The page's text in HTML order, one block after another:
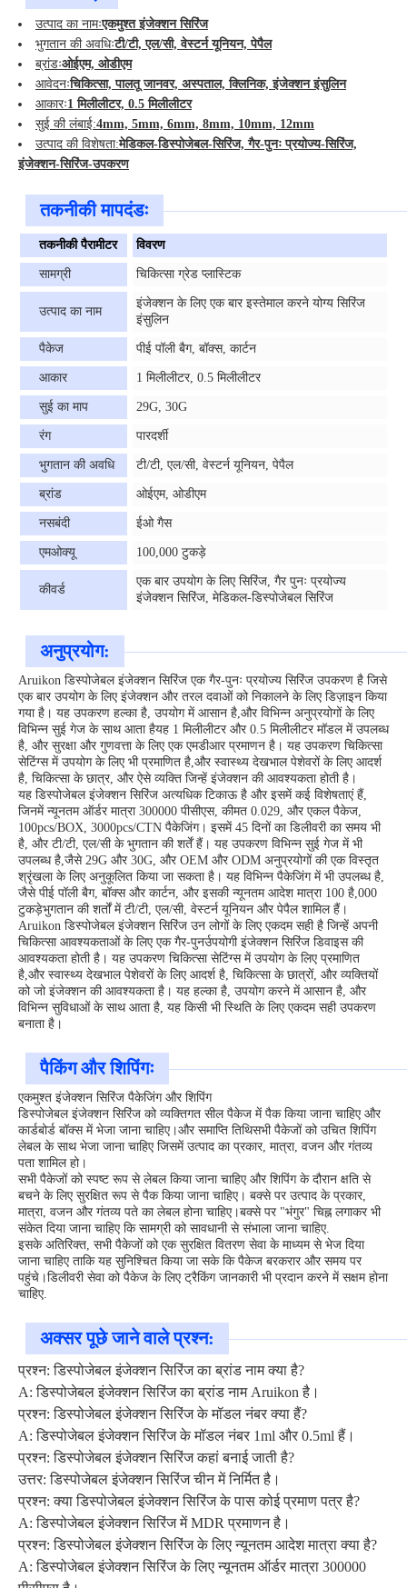
उत्पाद का नामःएकमुश्त इंजेक्शन सिरिंज
भुगतान की अवधिःटी/टी, एल/सी, वेस्टर्न यूनियन, पेपैल
ब्रांडःओईएम, ओडीएम
आवेदनःचिकित्सा, पालतू जानवर, अस्पताल, क्लिनिक, इंजेक्शन इंसुलिन
आकारः1 मिलीलीटर, 0.5 मिलीलीटर
सुई की लंबाई:4mm, 5mm, 6mm, 8mm, 10mm, 12mm
उत्पाद की विशेषता:मेडिकल-डिस्पोजेबल-सिरिंज, गैर-पुनः प्रयोज्य-सिरिंज,
इंजेक्शन-सिरिंज-उपकरण
तकनीकी मापदंडः
तकनीकी पैरामीटर विवरण
सामग्री चिकित्सा ग्रेड प्लास्टिक
उत्पाद का नाम
इंजेक्शन के लिए एक बार इस्तेमाल करने योग्य सिरिंज
इंसुलिन
पैकेज पीई पॉली बैग, बॉक्स, कार्टन
आकार 1 मिलीलीटर, 0.5 मिलीलीटर
सुई का माप 29G, 30G
रंग पारदर्शी
भुगतान की अवधि टी/टी, एल/सी, वेस्टर्न यूनियन, पेपैल
ब्रांड ओईएम, ओडीएम
नसबंदी ईओ गैस
एमओक्यू 100,000 टुकड़े
कीवर्ड
एक बार उपयोग के लिए सिरिंज, गैर पुनः प्रयोज्य
इंजेक्शन सिरिंज, मेडिकल-डिस्पोजेबल सिरिंज
अनुप्रयोग:
Aruikon डिस्पोजेबल इंजेक्शन सिरिंज एक गैर-पुनः प्रयोज्य सिरिंज उपकरण है जिसे
एक बार उपयोग के लिए इंजेक्शन और तरल दवाओं को निकालने के लिए डिज़ाइन किया
गया है। यह उपकरण हल्का है, उपयोग में आसान है,और विभिन्न अनुप्रयोगों के लिए
विभिन्न सुई गेज के साथ आता हैयह 1 मिलीलीटर और 0.5 मिलीलीटर मॉडल में उपलब्ध
है, और सुरक्षा और गुणवत्ता के लिए एक एमडीआर प्रमाणन है। यह उपकरण चिकित्सा
सेटिंग्स में उपयोग के लिए भी प्रमाणित है,और स्वास्थ्य देखभाल पेशेवरों के लिए आदर्श
है, चिकित्सा के छात्र, और ऐसे व्यक्ति जिन्हें इंजेक्शन की आवश्यकता होती है।
यह डिस्पोजेबल इंजेक्शन सिरिंज अत्यधिक टिकाऊ है और इसमें कई विशेषताएं हैं,
जिनमें न्यूनतम ऑर्डर मात्रा 300000 पीसीएस, कीमत 0.029, और एकल पैकेज,
100pcs/BOX, 3000pcs/CTN पैकेजिंग। इसमें 45 दिनों का डिलीवरी का समय भी
है, और टी/टी, एल/सी के भुगतान की शर्तें हैं। यह उपकरण विभिन्न सुई गेज में भी
उपलब्ध है,जैसे 29G और 30G, और OEM और ODM अनुप्रयोगों की एक विस्तृत
श्रृंखला के लिए अनुकूलित किया जा सकता है। यह विभिन्न पैकेजिंग में भी उपलब्ध है,
जैसे पीई पॉली बैग, बॉक्स और कार्टन, और इसकी न्यूनतम आदेश मात्रा 100 है,000
टुकड़ेभुगतान की शर्तों में टी/टी, एल/सी, वेस्टर्न यूनियन और पेपैल शामिल हैं।
Aruikon डिस्पोजेबल इंजेक्शन सिरिंज उन लोगों के लिए एकदम सही है जिन्हें अपनी
चिकित्सा आवश्यकताओं के लिए एक गैर-पुनर्उपयोगी इंजेक्शन सिरिंज डिवाइस की
आवश्यकता होती है। यह उपकरण चिकित्सा सेटिंग्स में उपयोग के लिए प्रमाणित
है,और स्वास्थ्य देखभाल पेशेवरों के लिए आदर्श है, चिकित्सा के छात्रों, और व्यक्तियों
को जो इंजेक्शन की आवश्यकता है। यह हल्का है, उपयोग करने में आसान है, और
विभिन्न सुविधाओं के साथ आता है, यह किसी भी स्थिति के लिए एकदम सही उपकरण
बनाता है।
पैकिंग और शिपिंगः
एकमुश्त इंजेक्शन सिरिंज पैकेजिंग और शिपिंग
डिस्पोजेबल इंजेक्शन सिरिंज को व्यक्तिगत सील पैकेज में पैक किया जाना चाहिए और
कार्डबोर्ड बॉक्स में भेजा जाना चाहिए।और समाप्ति तिथिसभी पैकेजों को उचित शिपिंग
लेबल के साथ भेजा जाना चाहिए जिसमें उत्पाद का प्रकार, मात्रा, वजन और गंतव्य
पता शामिल हो।
सभी पैकेजों को स्पष्ट रूप से लेबल किया जाना चाहिए और शिपिंग के दौरान क्षति से
बचने के लिए सुरक्षित रूप से पैक किया जाना चाहिए। बक्से पर उत्पाद के प्रकार,
मात्रा, वजन और गंतव्य पते का लेबल होना चाहिए।बक्से पर "भंगुर" चिह्न लगाकर भी
संकेत दिया जाना चाहिए कि सामग्री को सावधानी से संभाला जाना चाहिए.
इसके अतिरिक्त, सभी पैकेजों को एक सुरक्षित वितरण सेवा के माध्यम से भेज दिया
जाना चाहिए ताकि यह सुनिश्चित किया जा सके कि पैकेज बरकरार और समय पर
पहुंचे।डिलीवरी सेवा को पैकेज के लिए ट्रैकिंग जानकारी भी प्रदान करने में सक्षम होना
चाहिए.
अक्सर पूछे जाने वाले प्रश्न:
प्रश्न: डिस्पोजेबल इंजेक्शन सिरिंज का ब्रांड नाम क्या है?
A: डिस्पोजेबल इंजेक्शन सिरिंज का ब्रांड नाम Aruikon है।
प्रश्न: डिस्पोजेबल इंजेक्शन सिरिंज के मॉडल नंबर क्या हैं?
A: डिस्पोजेबल इंजेक्शन सिरिंज के मॉडल नंबर 1ml और 0.5ml हैं।
प्रश्न: डिस्पोजेबल इंजेक्शन सिरिंज कहां बनाई जाती है?
उत्तर: डिस्पोजेबल इंजेक्शन सिरिंज चीन में निर्मित है।
प्रश्न: क्या डिस्पोजेबल इंजेक्शन सिरिंज के पास कोई प्रमाण पत्र है?
A: डिस्पोजेबल इंजेक्शन सिरिंज में MDR प्रमाणन है।
प्रश्न: डिस्पोजेबल इंजेक्शन सिरिंज के लिए न्यूनतम आदेश मात्रा क्या है?
A: डिस्पोजेबल इंजेक्शन सिरिंज के लिए न्यूनतम ऑर्डर मात्रा 300000